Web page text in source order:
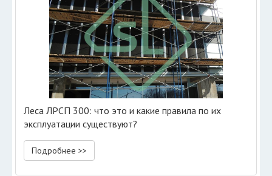
Леса ЛРСП 300: что это и какие правила по их
эксплуатации существуют?
Подробнее >>